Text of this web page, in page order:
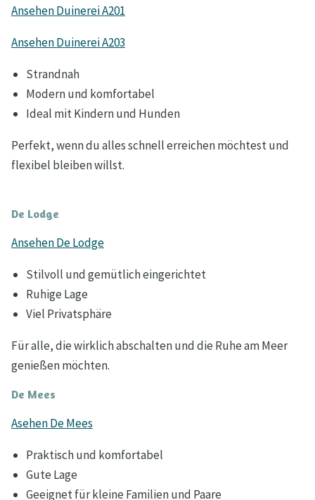
Ansehen Duinerei A201
Ansehen Duinerei A203
Strandnah
Modern und komfortabel
Ideal mit Kindern und Hunden
Perfekt, wenn du alles schnell erreichen möchtest und
flexibel bleiben willst.
De Lodge
Ansehen De Lodge
Stilvoll und gemütlich eingerichtet
Ruhige Lage
Viel Privatsphäre
Für alle, die wirklich abschalten und die Ruhe am Meer
genießen möchten.
De Mees
Asehen De Mees
Praktisch und komfortabel
Gute Lage
Geeignet für kleine Familien und Paare